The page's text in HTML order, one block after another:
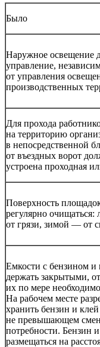
Было
Наружное освещение
управление,
от управления
производственных
Для прохода
на территорию
в непосредственной
от въездных ворот
устроена проходная
Поверхность
регулярно
от грязи, зимой — от
Емкости с бензином и
держать закрытыми,
их по мере
На рабочем месте
хранить бензин и клей
не превышающем
потребности. Бензин
размещаться на